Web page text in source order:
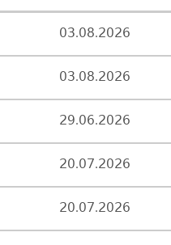
03.08.2026
03.08.2026
29.06.2026
20.07.2026
20.07.2026